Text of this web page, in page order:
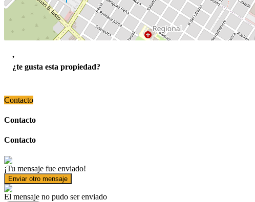
,
¿te gusta esta propiedad?
Contacto
Contacto
Contacto
¡Tu mensaje fue enviado!
Enviar otro mensaje
El mensaje no pudo ser enviado